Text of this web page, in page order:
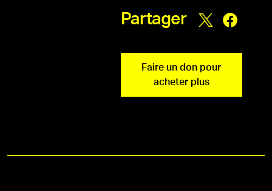
Partager
Faire un don pour
acheter plus